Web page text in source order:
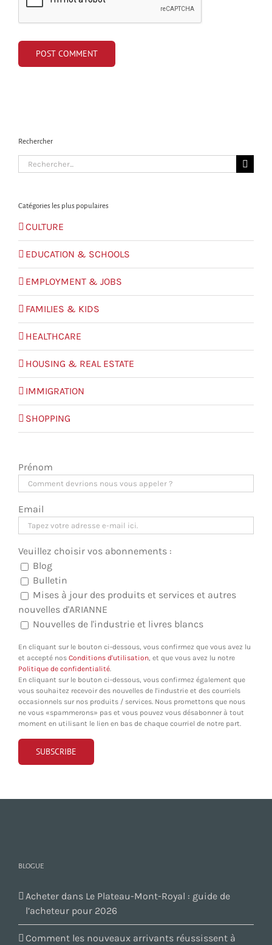
Rechercher
Search
for:
Catégories les plus populaires
CULTURE
EDUCATION & SCHOOLS
EMPLOYMENT & JOBS
FAMILIES & KIDS
HEALTHCARE
HOUSING & REAL ESTATE
IMMIGRATION
SHOPPING
Prénom
Email
Veuillez choisir vos abonnements :
Blog
Bulletin
Mises à jour des produits et services et autres
nouvelles d'ARIANNE
Nouvelles de l'industrie et livres blancs
En cliquant sur le bouton ci-dessous, vous confirmez que vous avez lu
et accepté nos Conditions d'utilisation, et que vous avez lu notre
Politique de confidentialité.
En cliquant sur le bouton ci-dessous, vous confirmez également que
vous souhaitez recevoir des nouvelles de l'industrie et des courriels
occasionnels sur nos produits / services. Nous promettons que nous
ne vous «spammerons» pas et vous pouvez vous désabonner à tout
moment en utilisant le lien en bas de chaque courriel de notre part.
BLOGUE
Acheter dans Le Plateau-Mont-Royal : guide de
l’acheteur pour 2026
Comment les nouveaux arrivants réussissent à